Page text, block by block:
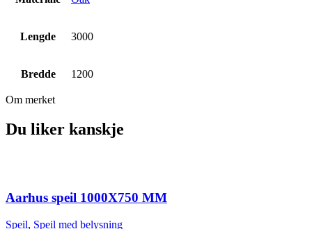
Lengde 3000
Bredde 1200
Om merket
Du liker kanskje
Aarhus speil 1000X750 MM
Speil, Speil med belysning